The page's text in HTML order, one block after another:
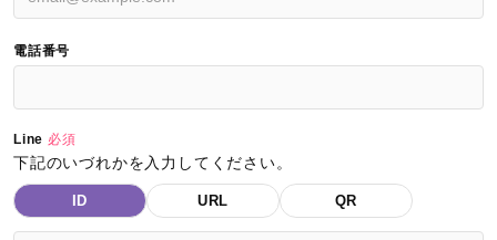
電話番号
Line 必須
下記のいづれかを入力してください。
ID URL QR